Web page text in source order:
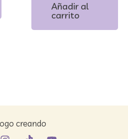
Añadir al
carrito